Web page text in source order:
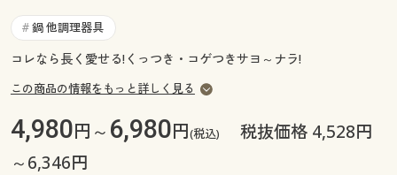
サポート
ご利用ガイド
よくある質問とお問い合わせ
ご利用ガイド
# 鍋 他調理器具
コレなら長く愛せる!くっつき・コゲつきサヨ～ナラ!
この商品の情報をもっと詳しく見る
4,980円～ 6,980円(税込)
税抜価格 4,528円
～6,346円